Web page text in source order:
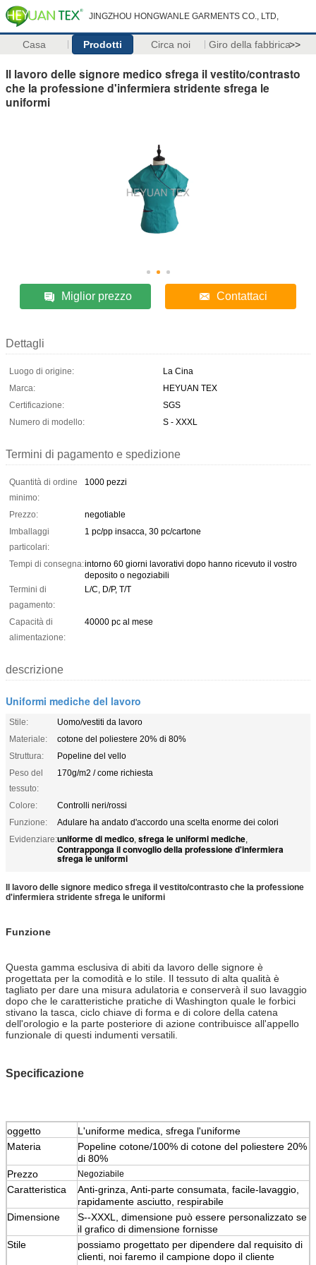
JINGZHOU HONGWANLE GARMENTS CO., LTD,
Casa Prodotti Circa noi Giro della fabbrica>>
Il lavoro delle signore medico sfrega il vestito/contrasto
che la professione d'infermiera stridente sfrega le
uniformi
Miglior prezzo Contattaci
Dettagli
Luogo di origine:
La Cina
Marca:
HEYUAN TEX
Certificazione:
SGS
Numero di modello:
S - XXXL
Termini di pagamento e spedizione
Quantità di ordine
minimo:
1000 pezzi
Prezzo:
negotiable
Imballaggi
particolari:
1 pc/pp insacca, 30 pc/cartone
Tempi di consegna:intorno 60 giorni lavorativi dopo hanno ricevuto il vostro
deposito o negoziabili
Termini di
pagamento:
L/C, D/P, T/T
Capacità di
alimentazione:
40000 pc al mese
descrizione
Uniformi mediche del lavoro
Stile:
Uomo/vestiti da lavoro
Materiale:
cotone del poliestere 20% di 80%
Struttura:
Popeline del vello
Peso del
tessuto:
170g/m2 / come richiesta
Colore:
Controlli neri/rossi
Funzione:
Adulare ha andato d'accordo una scelta enorme dei colori
Evidenziare:uniforme di medico, sfrega le uniformi mediche,
Contrapponga il convoglio della professione d'infermiera
sfrega le uniformi
Il lavoro delle signore medico sfrega il vestito/contrasto che la professione
d'infermiera stridente sfrega le uniformi
Funzione
Questa gamma esclusiva di abiti da lavoro delle signore è
progettata per la comodità e lo stile. Il tessuto di alta qualità è
tagliato per dare una misura adulatoria e conserverà il suo lavaggio
dopo che le caratteristiche pratiche di Washington quale le forbici
stivano la tasca, ciclo chiave di forma e di colore della catena
dell'orologio e la parte posteriore di azione contribuisce all'appello
funzionale di questi indumenti versatili.
Specificazione
oggetto
L'uniforme medica, sfrega l'uniforme
Materia
Popeline cotone/100% di cotone del poliestere 20%
di 80%
Prezzo
Negoziabile
Caratteristica Anti-grinza, Anti-parte consumata , facile-lavaggio,
rapidamente asciutto, respirabile
Dimensione
S--XXXL, dimensione può essere personalizzato se
il grafico di dimensione fornisse
Stile
possiamo progettato per dipendere dal requisito di
clienti, noi faremo il campione dopo il cliente